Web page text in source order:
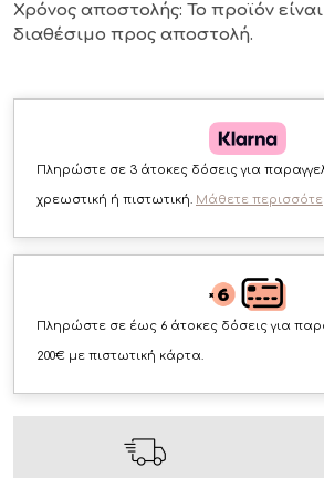
Χρόνος αποστολής: Το προϊόν
διαθέσιμο προς αποστολή.
Πληρώστε σε 3 άτοκες δόσεις για
χρεωστική ή πιστωτική. Μάθετε
Πληρώστε σε έως 6 άτοκες δόσεις για
200€ με πιστωτική κάρτα.